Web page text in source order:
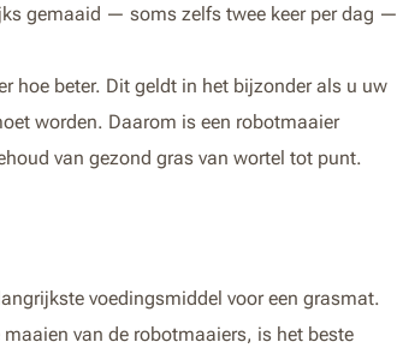
gemaaid — soms zelfs twee keer per dag —
hoe beter. Dit geldt in het bijzonder als u uw
worden. Daarom is een robotmaaier
van gezond gras van wortel tot punt.
voedingsmiddel voor een grasmat.
van de robotmaaiers, is het beste